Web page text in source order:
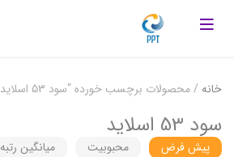
خانه / محصولات برچسب خورده “سود 53 اسلاید”
سود 53 اسلاید
پیش فرض محبوبیت میانگین رتبه